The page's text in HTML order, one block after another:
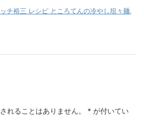
チ裕三 レシピ ところてんの冷やし坦々麺
れることはありません。 * が付いてい